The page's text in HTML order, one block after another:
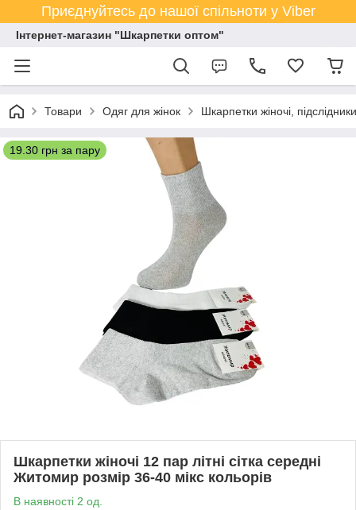
Приєднуйтесь до нашої спільноти у Viber
Інтернет-магазин "Шкарпетки оптом"
Товари Одяг для жінок Шкарпетки жіночі, підслідники
19.30 грн за пару
Шкарпетки жіночі 12 пар літні сітка середні
Житомир розмір 36-40 мікс кольорів
В наявності 2 од.